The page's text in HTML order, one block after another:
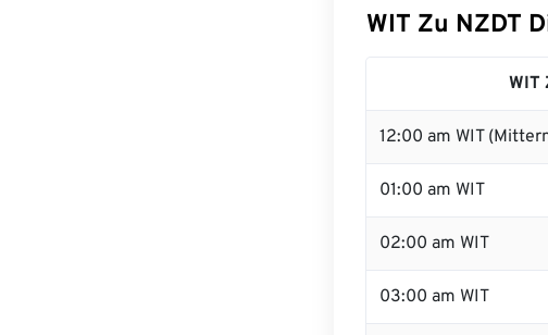
WIT Zu NZDT
WIT
12:00 am WIT
01:00 am WIT
02:00 am WIT
03:00 am WIT